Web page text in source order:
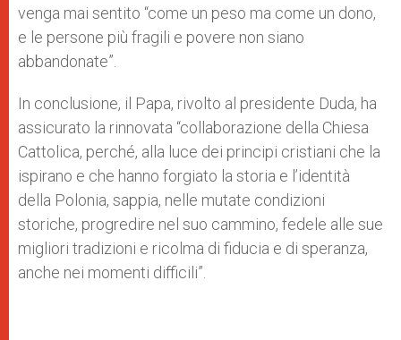
venga mai sentito “come un peso ma come un dono,
e le persone più fragili e povere non siano
abbandonate”.
In conclusione, il Papa, rivolto al presidente Duda, ha
assicurato la rinnovata “collaborazione della Chiesa
Cattolica, perché, alla luce dei principi cristiani che la
ispirano e che hanno forgiato la storia e l’identità
della Polonia, sappia, nelle mutate condizioni
storiche, progredire nel suo cammino, fedele alle sue
migliori tradizioni e ricolma di fiducia e di speranza,
anche nei momenti difficili”.